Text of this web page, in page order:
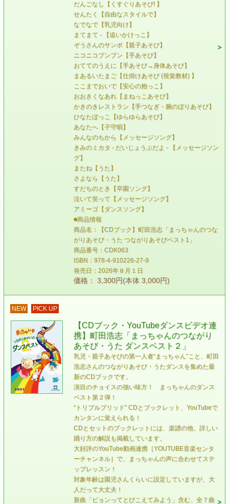
だんごなし【くすぐりあそび! 】
せんたく【自由なスタイルで】
なでなで【乳児向け】
まてまて - 【追いかけっこ】
ぞうさんのサンポ【親子あそび】
ニコニコプンプン【手あそび】
おててのうえに【手あそび→身体あそび】
まあるいたまご【仕掛けあそび (視覚教材) 】
ここまでおいで【安心の抱っこ】
おおきくなあれ【まねっこあそび】
かきのきレストラン【手つなぎ・腕のぼりあそび】
ひなたぼっこ【ゆらゆらあそび】
あなたへ【子守唄】
みんなのちから【メッセージソング】
きみのミカタ - だいじょうぶだよ - 【メッセージソン
グ】
またね【うた】
さよなら【うた】
すだちのとき【卒園ソング】
泣いて笑って【メッセージソング】
アミーゴ【ダンスソング】
■商品情報
商品名：【CDブック】町田浩志「まっちゃんのつな
がりあそび・うた つながりあそびベスト1」
商品番号：CDK063
ISBN：978-4-910226-27-9
発売日：2026年８月１日
価格： 3,300円(本体 3,000円)
NEW PICK UP
【CDブック・YouTubeダンスビデオ連
携】町田浩志「まっちゃんのつながり
あそび・うた ダンスベスト２」
乳児・親子あそびの第一人者“まっちゃん”こと、町田
浩志さんのつながりあそび・うたダンスを集めた最
新のCDブックです。
演目のチョイスの強い味方！ まっちゃんのダンス
ベスト第２弾！
“トリプルブリッド” CDとブックレット、YouTubeで
カンタンに覚えられる！
CDとセットのブックレットには、楽譜の他、詳しい
踊り方の解説も掲載しています。
大好評のYouTube動画連携［YOUTUBE音楽センタ
ーチャンネル］で、まっちゃんの声に合わせてステ
ップレッスン！
対象年齢は園児さんくらいに設定していますが、大
人だって大丈夫！
新曲「ピョンってとびこえてみよう」含む、全７曲